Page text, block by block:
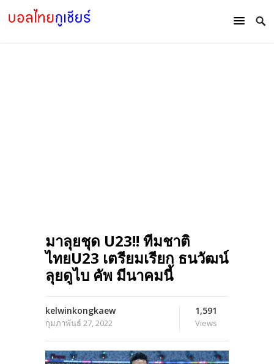
มาลุยชุด U23!! ทีมชาติ
ไทยU23 เตรียมเรียก ธนวัฒน์
ลุยดูไบ คัพ มีนาคมนี้
kelwinkongkaew
กุมภาพันธ์ 27, 2022
1,591
Views